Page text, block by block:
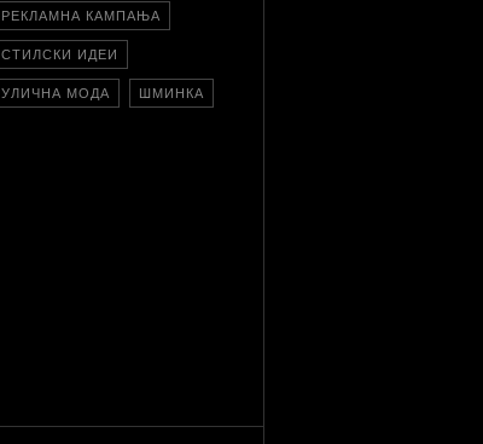
РЕКЛАМНА КАМПАЊА
СТИЛСКИ ИДЕИ
УЛИЧНА МОДА ШМИНКА